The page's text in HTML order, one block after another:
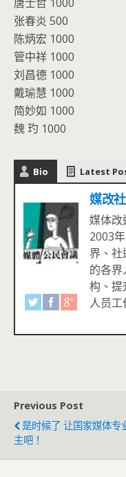
张春炎 500
陈炳宏 1000
管中祥 1000
刘昌德 1000
戴瑜慧 1000
简妙如 1000
魏 玓 1000
Bio Latest
媒改社
媒体改
2003
界、
的各
构、提
人员工
Previous Post
是时候了 让国家媒体专
主吧！